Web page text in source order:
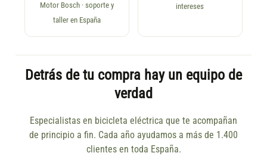
Motor Bosch · soporte y
taller en España
intereses
Detrás de tu compra hay un equipo de
verdad
Especialistas en bicicleta eléctrica que te acompañan
de principio a fin. Cada año ayudamos a más de 1.400
clientes en toda España.